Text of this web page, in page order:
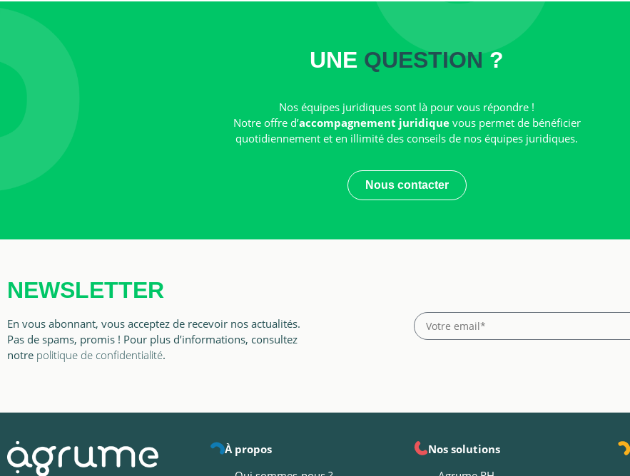
UNE QUESTION ?
Nos équipes juridiques sont là pour vous répondre !
Notre offre d’accompagnement juridiquevous permet de bénéficier
quotidiennement et en illimité des conseils de nos équipes juridiques.
Nous contacter
NEWSLETTER
En vous abonnant, vous acceptez de recevoir nos actualités.
Pas de spams, promis ! Pour plus d’informations, consultez
notre politique de confidentialité.
À propos
Nos solutions